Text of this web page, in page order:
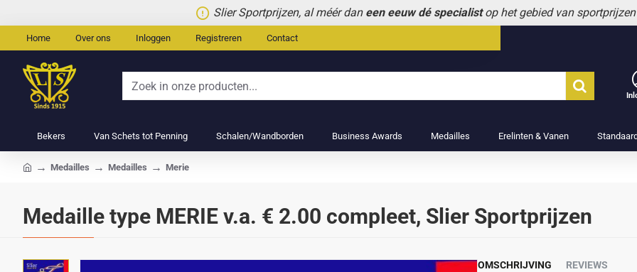
Slier Sportprijzen, al méér dan een eeuw dé specialistop het gebied van
Home Over ons Inloggen Registreren Contact
Zoek
Bekers Van Schets tot Penning Schalen/Wandborden Business Awards Medailles Erelinten & Vanen
Medaille type MERIE v.a. € 2.00 compleet, Slier Sportprijzen
Medailles Medailles Merie
OMSCHRIJVING REVIEWS